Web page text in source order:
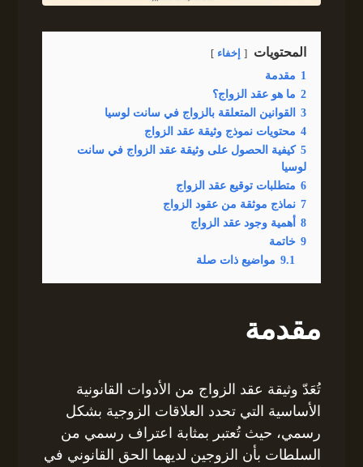
المحتويات إخفاء
1 مقدمة
2 ما هو عقد الزواج؟
3
القوانين المتعلقة بالزواج في سانت لوسيا
4 محتويات نموذج وثيقة عقد الزواج
5 كيفية الحصول على وثيقة عقد الزواج في سانت
لوسيا
6 متطلبات توقيع عقد الزواج
7 نماذج موثقة من عقود الزواج
8
أهمية وجود عقد الزواج
9 خاتمة
9.1 مواضيع ذات صلة
مقدمة
تُعَدّ وثيقة عقد الزواج من الأدوات القانونية
الأساسية التي تحدد العلاقات الزوجية بشكل
رسمي، حيث تُعتبر بمثابة اعتراف رسمي من
السلطات بأن الزوجين لديهما الحق القانوني في